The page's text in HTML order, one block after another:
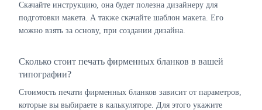
Скачайте инструкцию, она будет полезна дизайнеру для
подготовки макета. А также скачайте шаблон макета. Его
можно взять за основу, при создании дизайна.
Сколько стоит печать фирменных бланков в вашей
типографии?
Стоимость печати фирменных бланков зависит от параметров,
которые вы выбираете в калькуляторе. Для этого укажите